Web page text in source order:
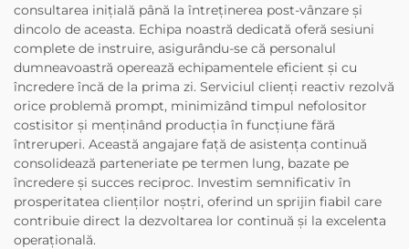
consultarea inițială până la întreținerea post-vânzare și
dincolo de aceasta. Echipa noastră dedicată oferă sesiuni
complete de instruire, asigurându-se că personalul
dumneavoastră operează echipamentele eficient și cu
încredere încă de la prima zi. Serviciul clienți reactiv rezolvă
orice problemă prompt, minimizând timpul nefolositor
costisitor și menținând producția în funcțiune fără
întreruperi. Această angajare față de asistența continuă
consolidează parteneriate pe termen lung, bazate pe
încredere și succes reciproc. Investim semnificativ în
prosperitatea clienților noștri, oferind un sprijin fiabil care
contribuie direct la dezvoltarea lor continuă și la excelenta
operațională.